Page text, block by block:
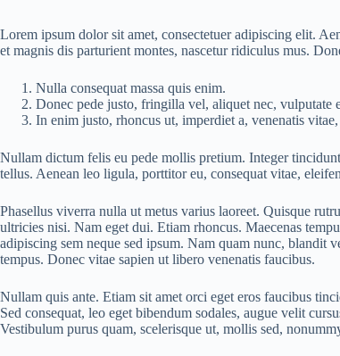
Lorem ipsum dolor sit amet, consectetuer adipiscing elit.
et magnis dis parturient montes, nascetur ridiculus mus.
Nulla consequat massa quis enim.
Donec pede justo, fringilla vel, aliquet nec, vulputate
In enim justo, rhoncus ut, imperdiet a, venenatis
Nullam dictum felis eu pede mollis pretium. Integer
tellus. Aenean leo ligula, porttitor eu, consequat vitae,
Phasellus viverra nulla ut metus varius laoreet. Quisque
ultricies nisi. Nam eget dui. Etiam rhoncus. Maecenas
adipiscing sem neque sed ipsum. Nam quam nunc, blandit
tempus. Donec vitae sapien ut libero venenatis faucibus.
Nullam quis ante. Etiam sit amet orci eget eros faucibus
Sed consequat, leo eget bibendum sodales, augue velit
Vestibulum purus quam, scelerisque ut, mollis sed,